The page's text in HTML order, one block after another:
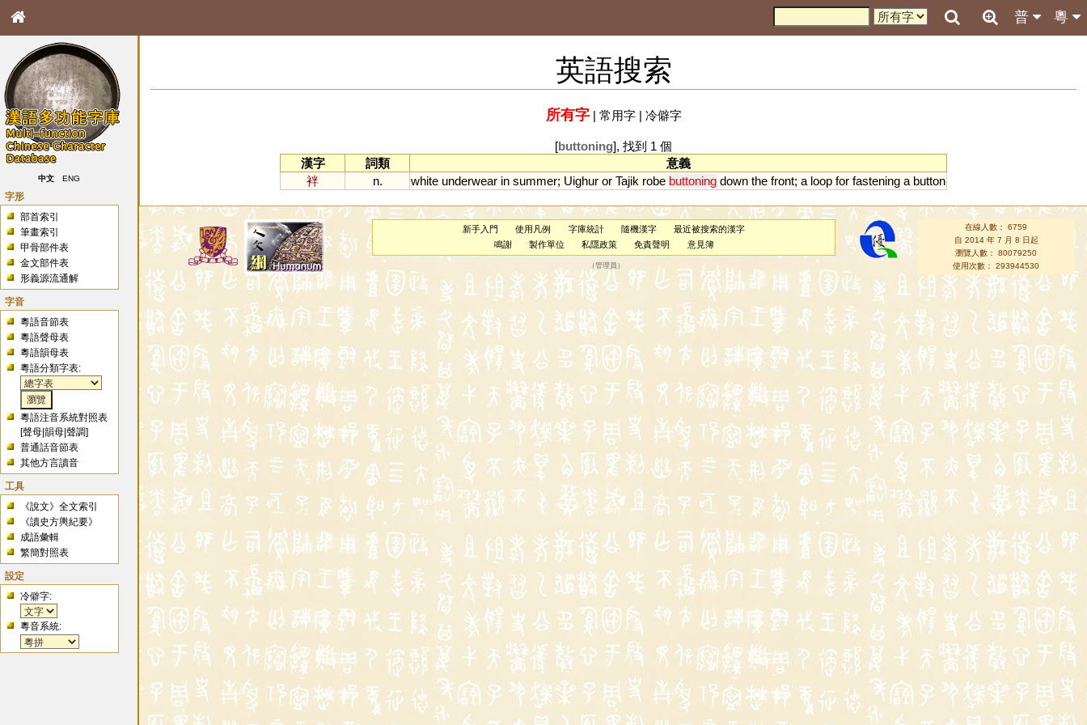
粵
普
中文 ENG
字形
部首索引
筆畫索引
甲骨部件表
金文部件表
形義源流通解
字音
粵語音節表
粵語聲母表
粵語韻母表
粵語分類字表:
粵語注音系統對照表
[聲母 |韻母 |聲調]
普通話音節表
其他方言讀音
工具
《說文》全文索引
《讀史方輿紀要》
成語彙輯
繁簡對照表
設定
冷僻字:
粵音系統:
英語搜索
所有字| 常用字| 冷僻字
[buttoning], 找到 1 個
漢字
詞類
意義
袢
n. white underwear in summer; Uighur or Tajik robe buttoning down the front; a loop for fastening a button
新手入門 使用凡例 字庫統計 隨機漢字
最近被搜索的漢字
鳴謝
製作單位 私隱政策 免責聲明 意見簿
（管理員 ）
在線人數： 6759
自 2014 年 7 月 8 日起
瀏覽人數： 80079250
使用次數： 293944530